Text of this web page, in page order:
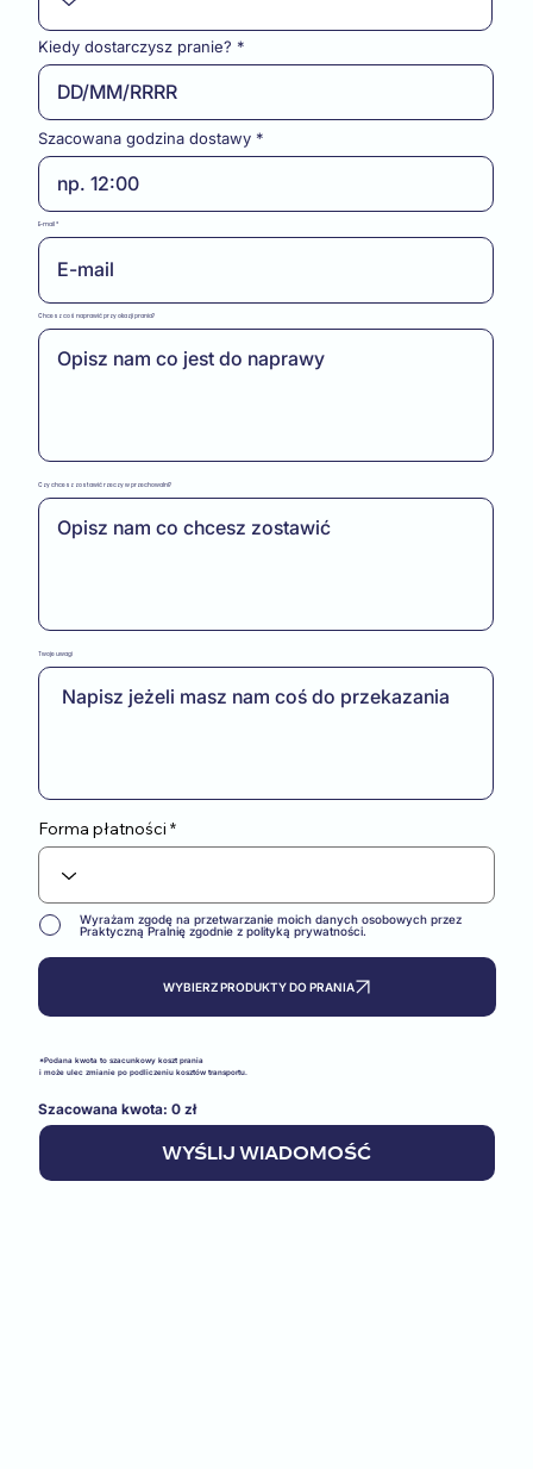
E-mail
Kiedy dostarczysz pranie?
Szacowana godzina dostawy
Chcesz coś naprawić przy okazji prania?
Czy chcesz zostawić rzeczy w przechowalni?
Twoje uwagi
Forma płatności
Wyrażam zgodę na przetwarzanie moich danych osobowych przez
Praktyczną Pralnię zgodnie z polityką prywatności.
WYBIERZ PRODUKTY DO PRANIA
*Podana kwota to szacunkowy koszt prania
i może ulec zmianie po podliczeniu kosztów transportu.
Szacowana kwota: 0 zł
WYŚLIJ WIADOMOŚĆ